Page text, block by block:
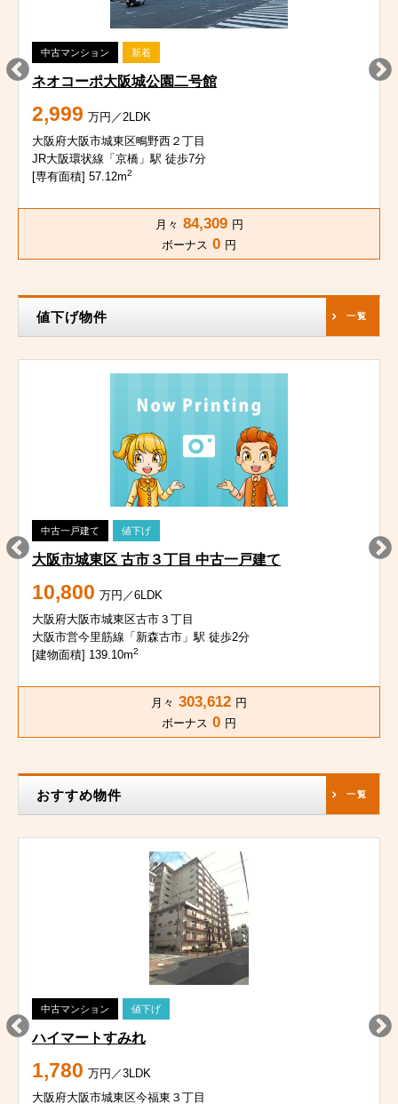
中古マンション 新着
ネオコーポ大阪城公園二号館
2,999 万円／2LDK
大阪府大阪市城東区鴫野西２丁目
JR大阪環状線「京橋」駅 徒歩7分
[専有面積] 57.12m2
月々 84,309 円
ボーナス 0 円
値下げ物件 一覧
中古一戸建て 値下げ
大阪市城東区 古市３丁目 中古一戸建て
10,800 万円／6LDK
大阪府大阪市城東区古市３丁目
大阪市営今里筋線「新森古市」駅 徒歩2分
[建物面積] 139.10m2
月々 303,612 円
ボーナス 0 円
おすすめ物件 一覧
中古マンション 値下げ
ハイマートすみれ
1,780 万円／3LDK
大阪府大阪市城東区今福東３丁目